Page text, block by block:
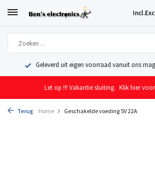
Incl.
Geleverd uit eigen voorraad vanuit ons
Let op !!! Vakantie sluiting. Klik hier
Terug Home Geschakelde voeding 5V 22A